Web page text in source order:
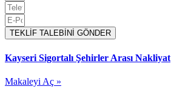
TEKLİF TALEBİNİ GÖNDER
Kayseri Sigortalı Şehirler Arası Nakliyat
Makaleyi Aç »